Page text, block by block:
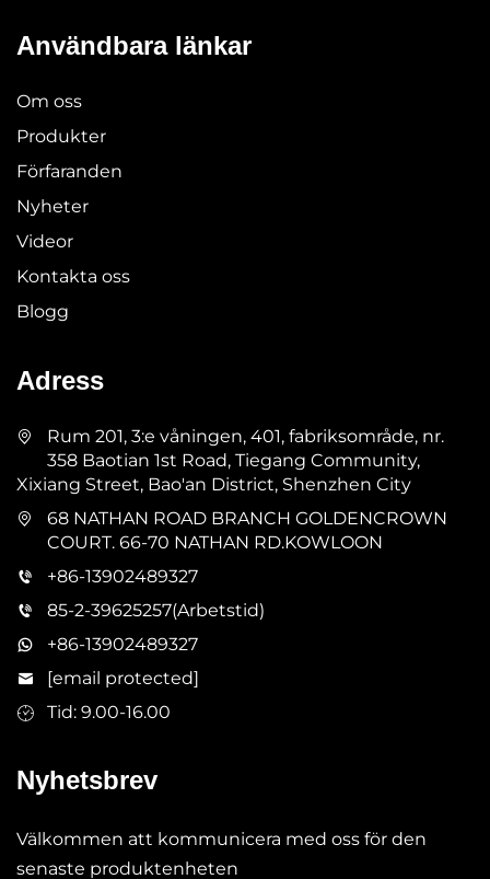
Användbara länkar
Om oss
Produkter
Förfaranden
Nyheter
Videor
Kontakta oss
Blogg
Adress
Rum 201, 3:e våningen, 401, fabriksområde, nr.
358 Baotian 1st Road, Tiegang Community,
Xixiang Street, Bao'an District, Shenzhen City
68 NATHAN ROAD BRANCH GOLDENCROWN
COURT. 66-70 NATHAN RD.KOWLOON
+86-13902489327
85-2-39625257(Arbetstid)
+86-13902489327
[email protected]
Tid: 9.00-16.00
Nyhetsbrev
Välkommen att kommunicera med oss för den
senaste produktenheten